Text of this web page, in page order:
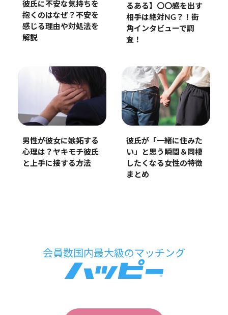
彼氏に不安な気持ちを
抱くのはなぜ？不安を
感じる理由や対処法を
解説
るある】〇〇感を出す
相手は絶対NG？！街
角インタビューで調
査！
男性が彼女に嫉妬する
心理は？ヤキモチ彼氏
と上手に接する方法
彼氏が「一緒に住みた
い」と思う瞬間＆同棲
したくなる女性の特徴
まとめ